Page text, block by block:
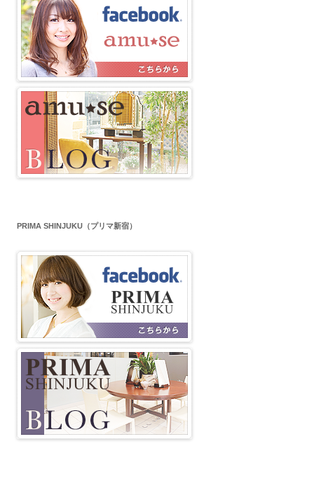
PRIMA SHINJUKU（プリマ新宿）